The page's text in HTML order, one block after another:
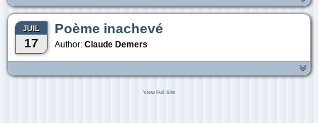
JUIL
17
Poème inachevé
Author: Claude Demers
View Full Site